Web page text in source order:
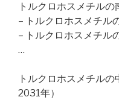
トルクロホスメチルの
– トルクロホスメチル
– トルクロホスメチル
…
トルクロホスメチル
2031年）